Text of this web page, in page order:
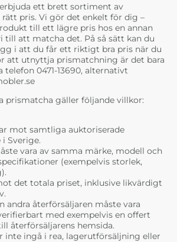
ett brett sortiment av
pris. Vi gör det enkelt för dig –
till ett lägre pris hos en annan
till att matcha det. På så sätt kan du
i att du får ett riktigt bra pris när du
att utnyttja prismatchning är det bara
0471-13690, alternativt
prismatcha gäller följande villkor:
mot samtliga auktoriserade
Sverige.
vara av samma märke, modell och
(exempelvis storlek,
det totala priset, inklusive likvärdigt
andra återförsäljaren måste vara
med exempelvis en offert
återförsäljarens hemsida.
inte ingå i rea, lagerutförsäljning eller